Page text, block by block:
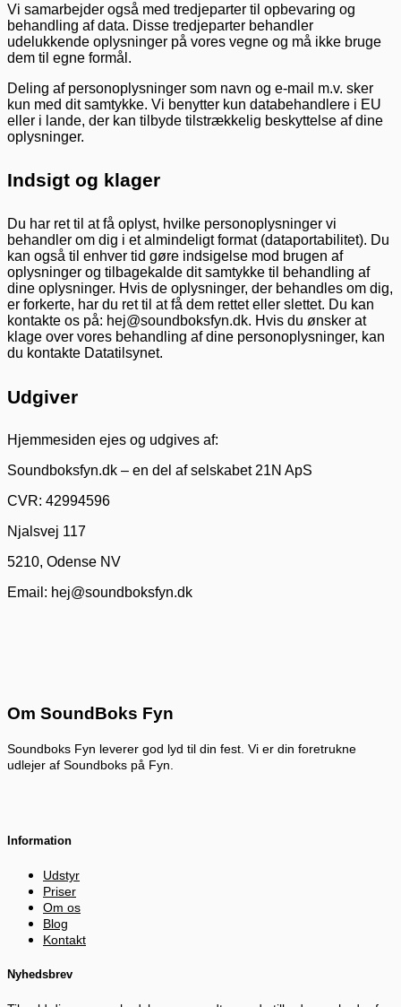
Vi samarbejder også med tredjeparter til opbevaring og
behandling af data. Disse tredjeparter behandler
udelukkende oplysninger på vores vegne og må ikke bruge
dem til egne formål.
Deling af personoplysninger som navn og e-mail m.v. sker
kun med dit samtykke. Vi benytter kun databehandlere i EU
eller i lande, der kan tilbyde tilstrækkelig beskyttelse af dine
oplysninger.
Indsigt og klager
Du har ret til at få oplyst, hvilke personoplysninger vi
behandler om dig i et almindeligt format (dataportabilitet). Du
kan også til enhver tid gøre indsigelse mod brugen af
oplysninger og tilbagekalde dit samtykke til behandling af
dine oplysninger. Hvis de oplysninger, der behandles om dig,
er forkerte, har du ret til at få dem rettet eller slettet. Du kan
kontakte os på: hej@soundboksfyn.dk. Hvis du ønsker at
klage over vores behandling af dine personoplysninger, kan
du kontakte Datatilsynet.
Udgiver
Hjemmesiden ejes og udgives af:
Soundboksfyn.dk – en del af selskabet 21N ApS
CVR: 42994596
Njalsvej 117
5210, Odense NV
Email: hej@soundboksfyn.dk
Om SoundBoks Fyn
Soundboks Fyn leverer god lyd til din fest. Vi er din foretrukne
udlejer af Soundboks på Fyn.
Information
Udstyr
Priser
Om os
Blog
Kontakt
Nyhedsbrev